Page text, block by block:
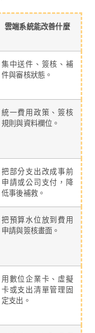
雲端系統能改善什麼
集中送件、簽核、補
件與審核狀態。
統一費用政策、簽核
規則與資料欄位。
把部分支出改成事前
申請或公司支付，降
低事後補救。
把預算水位放到費用
申請與簽核畫面。
用數位企業卡、虛擬
卡或支出清單管理固
定支出。